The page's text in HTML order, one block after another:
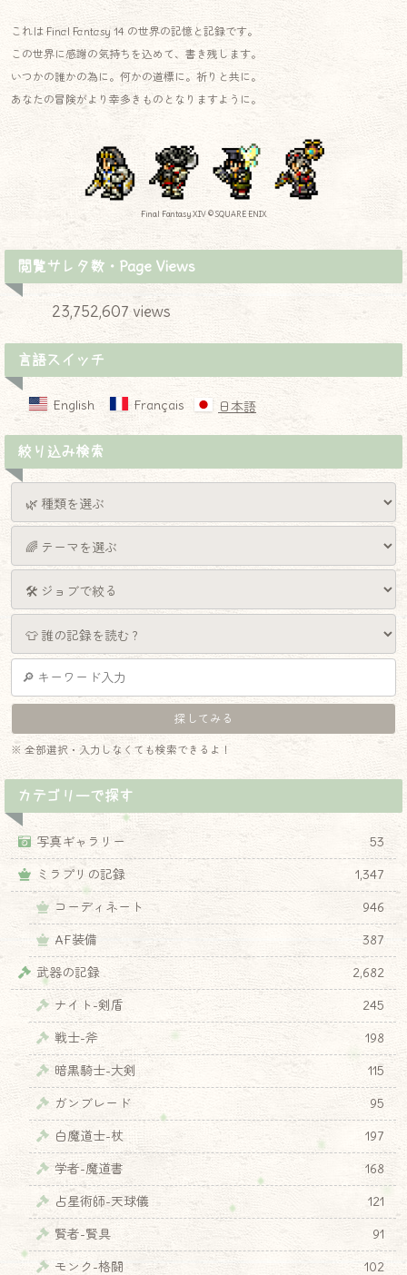
これは Final Fantasy 14 の世界の記憶と記録です。
この世界に感謝の気持ちを込めて、書き残します。
いつかの誰かの為に。何かの道標に。祈りと共に。
あなたの冒険がより幸多きものとなりますように。
Final Fantasy XIV © SQUARE ENIX
閲覧サレタ数・Page Views
23,752,607 views
言語スイッチ
English Français 日本語
絞り込み検索
※ 全部選択・入力しなくても検索できるよ！
カテゴリーで探す
写真ギャラリー
53
ミラプリの記録
1,347
コーディネート
946
AF装備
387
武器の記録
2,682
ナイト-剣盾
245
戦士-斧
198
暗黒騎士-大剣
115
ガンブレード
95
白魔道士-杖
197
学者-魔道書
168
占星術師-天球儀
121
賢者-賢具
91
モンク-格闘
102